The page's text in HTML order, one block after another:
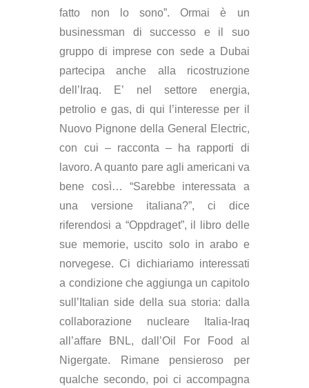
fatto non lo sono”. Ormai è un
businessman di successo e il suo
gruppo di imprese con sede a Dubai
partecipa anche alla ricostruzione
dell’Iraq. E’ nel settore energia,
petrolio e gas, di qui l’interesse per il
Nuovo Pignone della General Electric,
con cui – racconta – ha rapporti di
lavoro. A quanto pare agli americani va
bene così… “Sarebbe interessata a
una versione italiana?”, ci dice
riferendosi a “Oppdraget”, il libro delle
sue memorie, uscito solo in arabo e
norvegese. Ci dichiariamo interessati
a condizione che aggiunga un capitolo
sull’Italian side della sua storia: dalla
collaborazione nucleare Italia-Iraq
all’affare BNL, dall’Oil For Food al
Nigergate. Rimane pensieroso per
qualche secondo, poi ci accompagna